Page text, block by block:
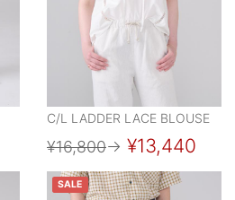
C/L LADDER LACE BLOUSE
¥16,800→ ¥13,440
SALE